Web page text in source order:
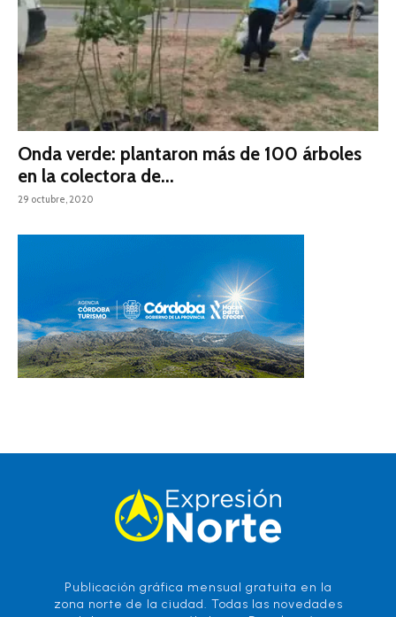
Onda verde: plantaron más de 100 árboles
en la colectora de...
29 octubre, 2020
Publicación gráfica mensual gratuita en la
zona norte de la ciudad. Todas las novedades